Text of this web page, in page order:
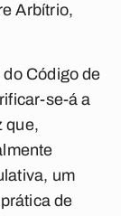
Arbítrio,
Código de
se-á a
que,
um
de